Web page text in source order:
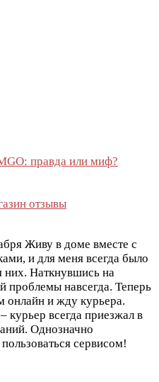
правда или миф?
отзывы
Живу в доме вместе с
и для меня всегда было
них. Наткнувшись на
проблемы навсегда. Теперь
онлайн и жду курьера.
курьер всегда приезжал в
Однозначно
сервисом!